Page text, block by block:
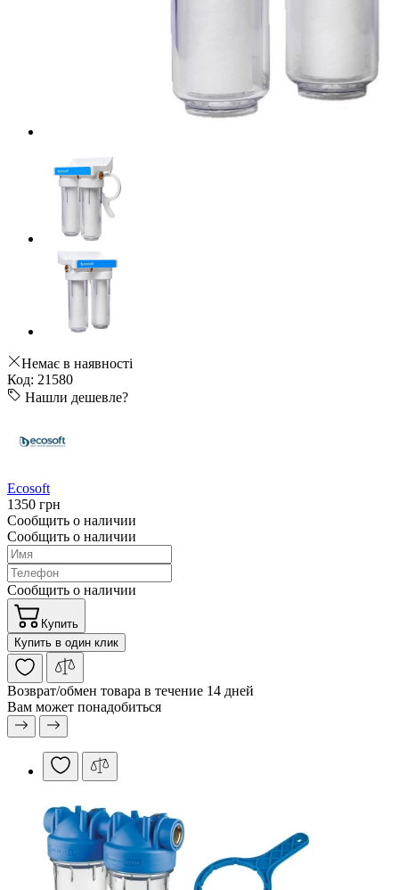
Немає в наявності
Код: 21580
Нашли дешевле?
Ecosoft
1350 грн
Сообщить о наличии
Сообщить о наличии
Сообщить о наличии
Купить
Купить в один клик
Возврат/обмен товара в течение 14 дней
Вам может понадобиться